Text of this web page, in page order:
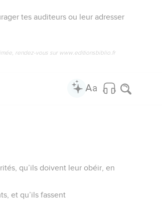
tes auditeurs ou leur adresser
rendez-vous sur www.editionsbiblio.fr
qu’ils doivent leur obéir, en
et qu’ils fassent